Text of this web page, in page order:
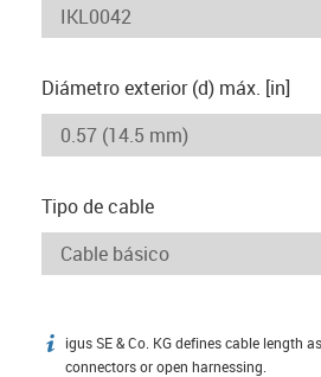
Diámetro exterior (d) máx. [in]
Tipo de cable
igus-icon-info
igus SE & Co. KG defines cable length
connectors or open harnessing.